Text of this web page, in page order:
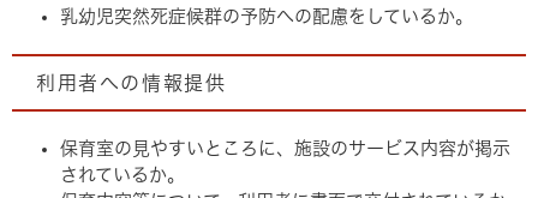
乳幼児突然死症候群の予防への配慮をしているか。
利用者への情報提供
保育室の見やすいところに、施設のサービス内容が掲示
されているか。